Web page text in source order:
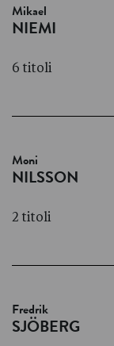
Mikael
NIEMI
6 titoli
Moni
NILSSON
2 titoli
Fredrik
SJÖBERG